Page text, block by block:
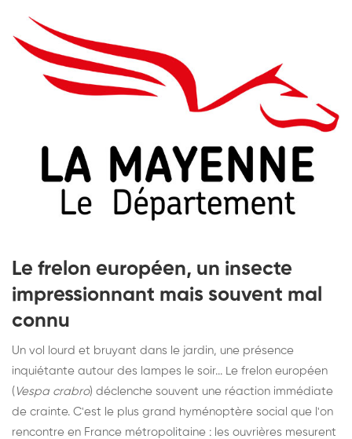
Le frelon européen, un insecte
impressionnant mais souvent mal
connu
Un vol lourd et bruyant dans le jardin, une présence
inquiétante autour des lampes le soir... Le frelon européen
( Vespa crabro) déclenche souvent une réaction immédiate
de crainte. C'est le plus grand hyménoptère social que l'on
rencontre en France métropolitaine : les ouvrières mesurent